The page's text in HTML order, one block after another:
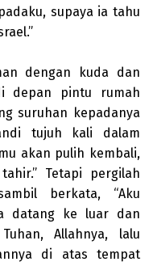
supaya ia tahu
dengan kuda dan
depan pintu rumah
suruhan kepadanya
tujuh kali dalam
akan pulih kembali,
Tetapi pergilah
berkata, “Aku
datang ke luar dan
Allahnya, lalu
di atas tempat